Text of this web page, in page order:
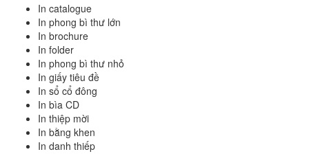
In catalogue
In phong bì thư lớn
In brochure
In folder
In phong bì thư nhỏ
In giấy tiêu đề
In sổ cổ đông
In bìa CD
In thiệp mời
In bằng khen
In danh thiếp